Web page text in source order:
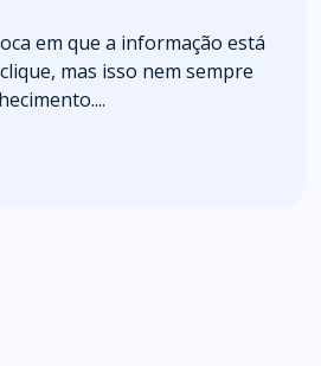
em que a informação está
mas isso nem sempre